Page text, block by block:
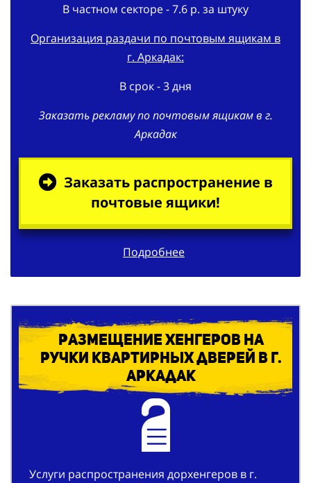
В частном секторе - 7.6 р. за штуку
Организация раздачи по почтовым ящикам в
г. Аркадак:
В срок - 3 дня
Заказать рекламу по почтовым ящикам в г.
Аркадак
Заказать распространение в
почтовые ящики!
Подробнее
Размещение хенгеров на
ручки квартирных дверей в г.
Аркадак
Услуги распространения дорхенгеров в г.